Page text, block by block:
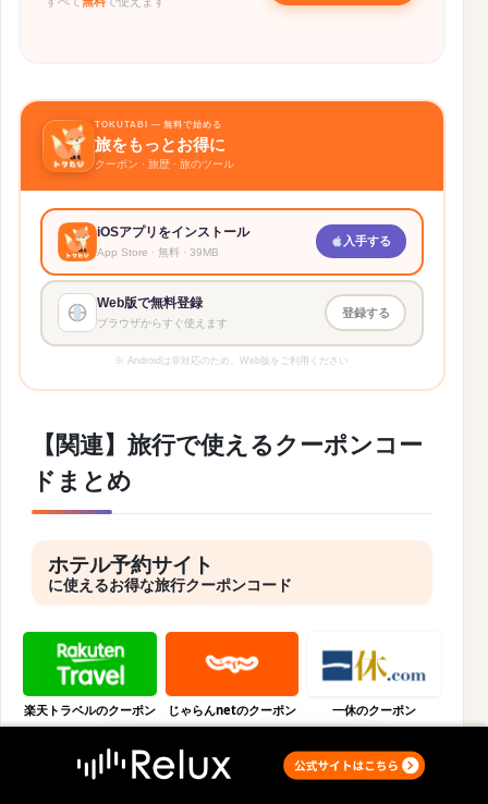
Holafly
通信量無制限eSIMが5%OFF
Airalo
eSIMが15%OFF
TOKUTABI — 無料で始める
旅をもっとお得に
クーポン · 旅歴 · 旅のツール
iOSアプリをインストール
App Store · 無料 · 39MB
入手する
Web版で無料登録
ブラウザからすぐ使えます
登録する
※ Androidは非対応のため、Web版をご利用ください
【関連】旅行で使えるクーポンコー
ドまとめ
ホテル予約サイト
に使えるお得な旅行クーポンコード
楽天トラベルのクーポン じゃらんnetのクーポン 一休のクーポン
ホーム 割り勘